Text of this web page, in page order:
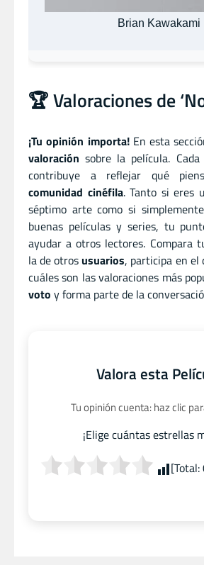
Brian Kawakami
🏆 Valoraciones de
¡Tu opinión importa!En esta
valoración sobre la película. Cada
contribuye a reflejar qué
comunidad cinéfila. Tanto si eres
séptimo arte como si
buenas películas y series, tu
ayudar a otros lectores. Compara
la de otros usuarios, participa en el
cuáles son las valoraciones más
voto y forma parte de la
Valora esta
Tu opinión cuenta: haz clic
¡Elige cuántas estrellas
[Total: